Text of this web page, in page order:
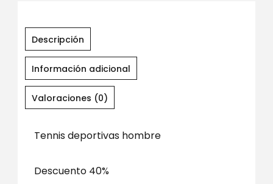
Descripción
Información adicional
Valoraciones (0)
Tennis deportivas hombre
Descuento 40%